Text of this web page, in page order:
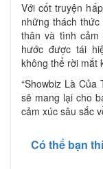
Với cốt truyện
những thách
thân và tình
hước được tái
không thể rời mắt
“Showbiz Là Của
sẽ mang lại cho
cảm xúc sâu sắc
Có thể bạn